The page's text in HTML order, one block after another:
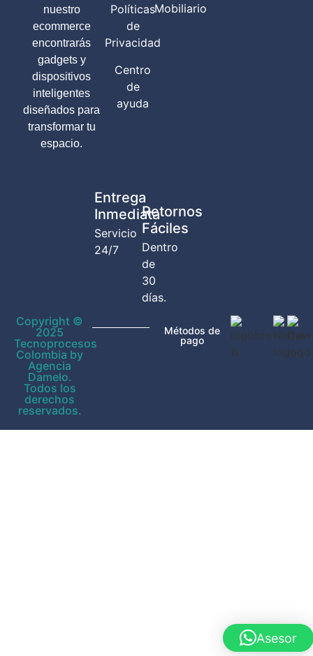
nuestro
ecommerce
encontrarás
gadgets y
dispositivos
inteligentes
diseñados para
transformar tu
espacio.
Entrega
Inmediata
Servicio
24/7
Retornos
Fáciles
Dentro
de
30
días.
Políticas
de
Privacidad
Centro
de
ayuda
Mobiliario
Copyright ©
2025
Tecnoprocesos
Colombia by
Agencia
Damelo.
Todos los
derechos
reservados.
Métodos de
pago
Asesor